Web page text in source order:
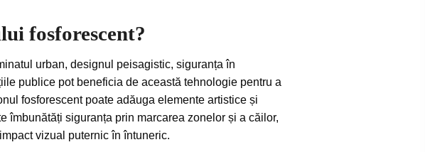
fosforescent?
urban, designul peisagistic, siguranța în
publice pot beneficia de această tehnologie pentru a
fosforescent poate adăuga elemente artistice și
îmbunătăți siguranța prin marcarea zonelor și a căilor,
vizual puternic în întuneric.